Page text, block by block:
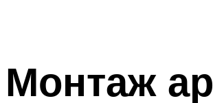
Монтаж